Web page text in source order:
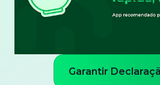
Garantir